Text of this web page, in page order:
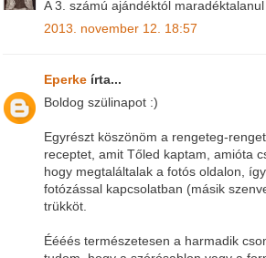
A 3. számú ajándéktól
2013. november 12. 18:57
Eperke írta...
Boldog szülinapot :)
Egyrészt köszönöm a rengeteg-
receptet, amit Tőled kaptam, amióta
hogy megtaláltalak a fotós oldalon,
fotózással kapcsolatban (másik
trükköt.
Éééés természetesen a harmadik